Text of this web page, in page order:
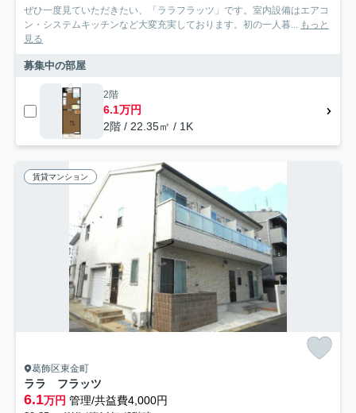
ぜひ一度見ていただきたい、「ララフラッツ」です。室内設備はエアコ
ン・システムキッチンなど大変充実しております。初の一人暮... もっと
見る
募集中の部屋
2階
6.1万円
2階 / 22.35㎡ / 1K
賃貸マンション
葛飾区東金町
ララ フラッツ
6.1万円 管理/共益費4,000円